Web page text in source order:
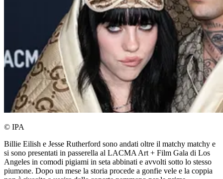
© IPA
Billie Eilish e Jesse Rutherford sono andati oltre il matchy matchy e
si sono presentati in passerella al LACMA Art + Film Gala di Los
Angeles in comodi pigiami in seta abbinati e avvolti sotto lo stesso
piumone. Dopo un mese la storia procede a gonfie vele e la coppia